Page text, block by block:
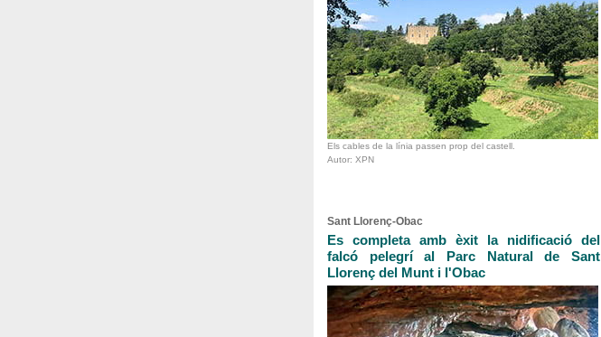
Els cables de la línia passen prop del castell.
Autor: XPN
Sant Llorenç-Obac
Es completa amb èxit la nidificació del
falcó pelegrí al Parc Natural de Sant
Llorenç del Munt i l'Obac